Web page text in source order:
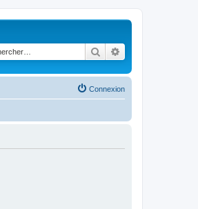
Rechercher
Connexion